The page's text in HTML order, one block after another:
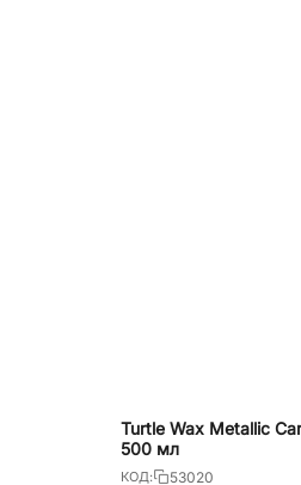
Turtle Wax Metallic
500 мл
КОД: 53020